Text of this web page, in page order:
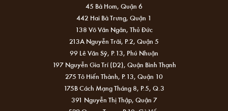
45 Bà Hom, Quận 6
442 Hai Bà Trưng, Quận 1
138 Võ Văn Ngân, Thủ Đức
213A Nguyễn Trãi, P.2, Quận 5
99 Lê Văn Sỹ, P.13, Phú Nhuận
197 Nguyễn Gia Trí (D2), Quận Bình Thạnh
275 Tô Hiến Thành, P.13, Quận 10
175B Cách Mạng Tháng 8, P.5, Q.3
391 Nguyễn Thị Thập, Quận 7